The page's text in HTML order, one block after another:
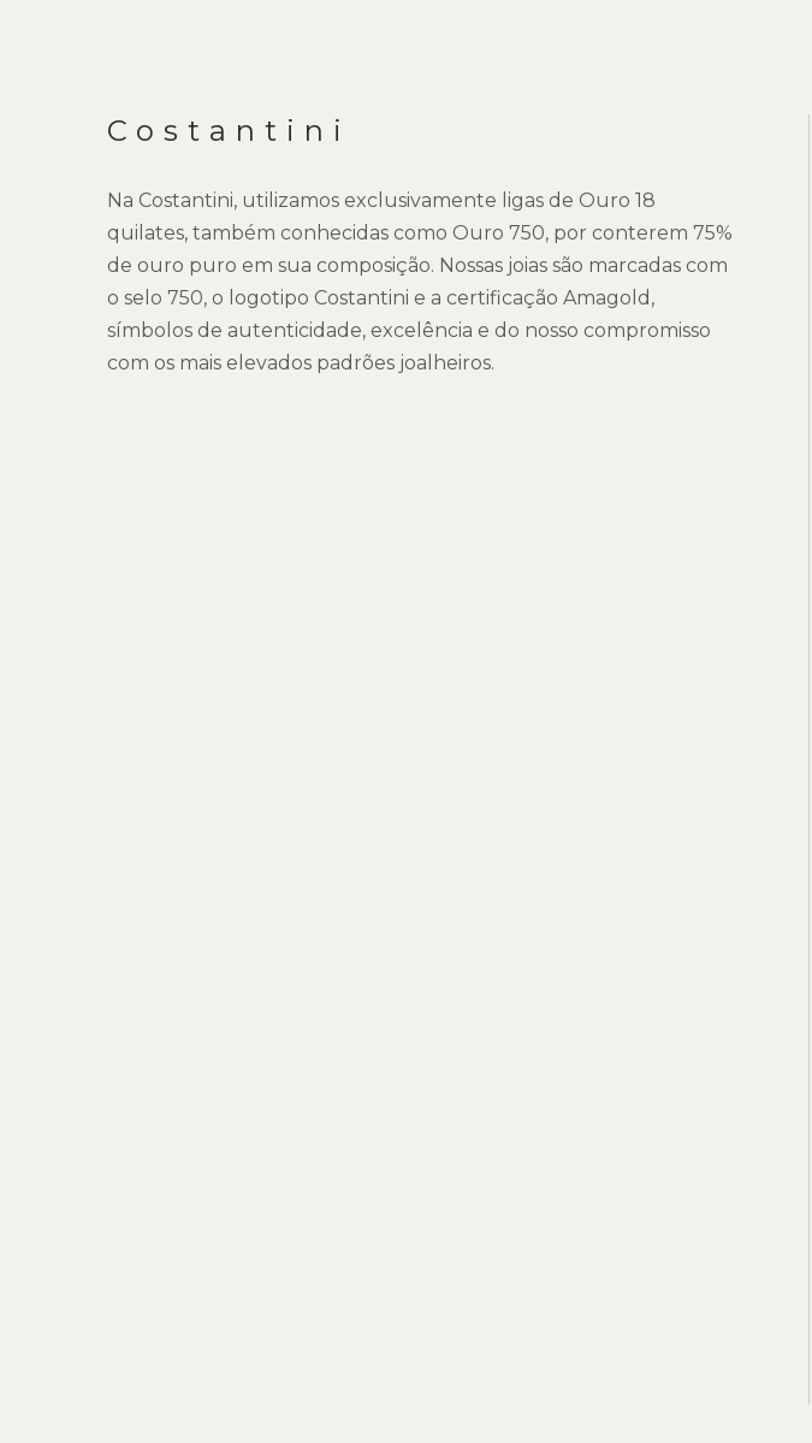
imagens
Costantini
Na Costantini, utilizamos exclusivamente ligas de Ouro 18
quilates, também conhecidas como Ouro 750, por conterem 75%
de ouro puro em sua composição. Nossas joias são marcadas com
o selo 750, o logotipo Costantini e a certificação Amagold,
símbolos de autenticidade, excelência e do nosso compromisso
com os mais elevados padrões joalheiros.